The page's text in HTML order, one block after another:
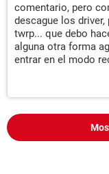
comentario, pero
descague los
twrp... que debo
alguna otra forma
entrar en el modo